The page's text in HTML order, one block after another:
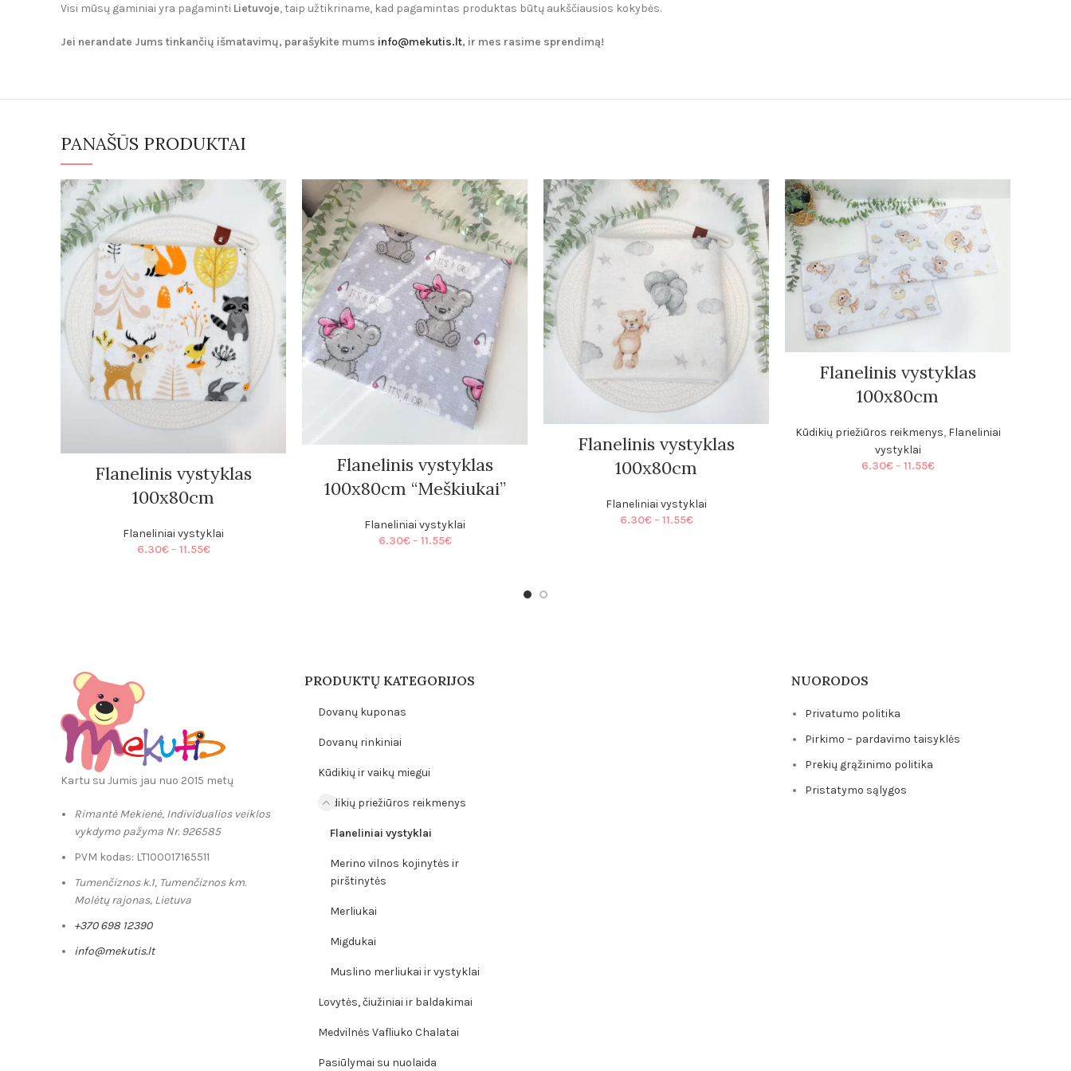
Visi mūsų gaminiai yra pagaminti Lietuvoje, taip užtikriname, kad pagamintas produktas būtų aukščiausios kokybės.
Jei nerandate Jums tinkančių išmatavimų, parašykite mums info@mekutis.lt, ir mes rasime sprendimą!
PANAŠŪS PRODUKTAI
Flanelinis vystyklas
100x80cm
Flaneliniai vystyklai
6.30€ – 11.55€Price
Flanelinis vystyklas
100x80cm “Meškiukai”
Flaneliniai vystyklai
6.30€ – 11.55€Price
Flanelinis vystyklas
100x80cm
Flaneliniai vystyklai
6.30€ – 11.55€Price
Flanelinis vystyklas
100x80cm
Kūdikių priežiūros reikmenys, Flaneliniai
vystyklai
6.30€ – 11.55€Price
Kartu su Jumis jau nuo 2015 metų
Rimantė Mekienė, Individualios veiklos
vykdymo pažyma Nr. 926585
PVM kodas: LT100017165511
Tumenčiznos k.1, Tumenčiznos km.
Molėtų rajonas, Lietuva
+370 698 12390
info@mekutis.lt
PRODUKTŲ KATEGORIJOS
Dovanų kuponas
Dovanų rinkiniai
Kūdikių ir vaikų miegui
Kūdikių priežiūros reikmenys
Flaneliniai vystyklai
Merino vilnos kojinytės ir
pirštinytės
Merliukai
Migdukai
Muslino merliukai ir vystyklai
Lovytės, čiužiniai ir baldakimai
Medvilnės Vafliuko Chalatai
Pasiūlymai su nuolaida
NUORODOS
Privatumo politika
Pirkimo – pardavimo taisyklės
Prekių grąžinimo politika
Pristatymo sąlygos